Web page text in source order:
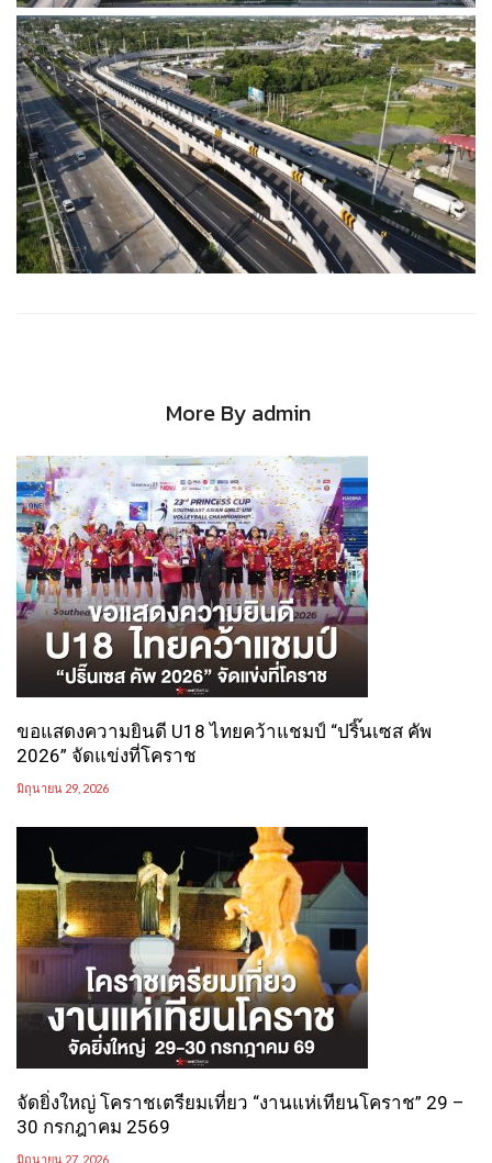
More By admin
ขอแสดงความยินดี U18 ไทยคว้าแชมป์ “ปริ๊นเซส คัพ
2026” จัดแข่งที่โคราช
มิถุนายน 29, 2026
จัดยิ่งใหญ่ โคราชเตรียมเที่ยว “งานแห่เทียนโคราช” 29 –
30 กรกฎาคม 2569
มิถุนายน 27, 2026